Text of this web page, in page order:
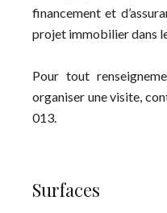
financement et
projet immobilier dans
Pour tout
organiser une visite,
013.
Surfaces